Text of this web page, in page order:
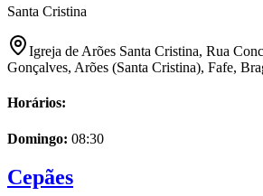
Santa Cristina
Igreja de Arões Santa Cristina, Rua
Gonçalves, Arões (Santa Cristina), Fafe,
Horários:
Domingo: 08:30
Cepães